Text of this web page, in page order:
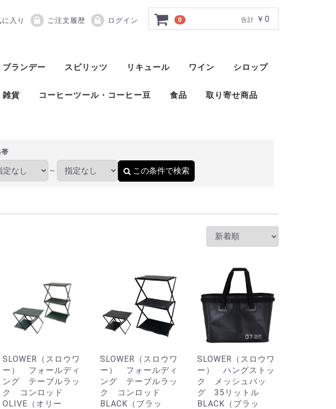
0 合計 ￥0
に入り ご注文履歴 ログイン
ー シングルモルト アイラ
アイランズ
スペイサイド
ハイランド
キャンベルタウン
ローランド
ブレンデッド
ヴァッテッドモルト
グレーンウイスキー
ボトラーズ
バッティング
アイリッシュウイスキー シングルモルト ブレンデッドウイスキー
グレーンウイスキー
キー バーボンウイスキー
テネシーウイスキー
ライウイスキー
コーンウイスキー アメリカンブレンデッド
アメリカンスピリッツウイスキー
カナディアンウイスキー
ー フランスウイスキー フィンランドウイスキー
イタリアウイスキー イングリッシュウイスキー
台湾ウイスキー
インドウイスキー
チェコウイスキー
ジャパニーズウイスキー シングルモルト
ブレンデッドモルト ブレンデッドウイスキー
ブランデー
ピスコ
シンガニ
コニャック
アロマニャック
フランス産ブランデー
カルバドス
マール
グラッパ
オードヴィー
フルーツブランデー
ワールドブランデー
スピリッツ
スピリッツ
アブサン
パスティス
アクアヴィット
アラック
ウォッカ
カシャッサ
コルン
ジン
テキーラ
メスカル
ライシージャ
バカノラ
ソトル
ラム
ラク
ワピリッツ
リキュール
梅酒
薬草系リキュール ベジタブル系リキュール
フルーツ系リキュール
ナッツ・種子・核系リキュール
特殊系リキュール
ワイン
赤ワイン
白ワイン
ロゼ
スパークリングワイン
酒精強化ワイン
甘味果実酒
シロップ
1883 メゾンルータン
トックブランシュ
アガベシロップ
シュガーシロップ
丸源 ハーダース
モナン
ホーマー
雑貨 コーヒーツール・コーヒー豆 食品 取り寄せ商品
～ この条件で検索
SLOWER（スロウワ
ー） フォールディ
ング テーブルラッ
ク コンロッド
OLIVE（オリー
SLOWER（スロウワ
ー） フォールディ
ング テーブルラッ
ク コンロッド
BLACK（ブラッ
SLOWER（スロウワ
ー） ハングストッ
ク メッシュバッ
グ 35リットル
BLACK（ブラッ